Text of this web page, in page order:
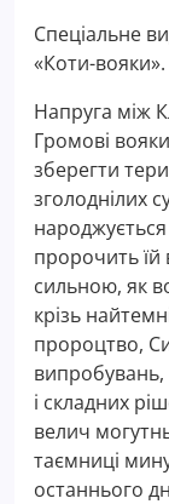
Спеціальне
«Коти-вояки».
Напруга між
Громові
зберегти
зголоднілих
пророчить їй
сильною, як
крізь
пророцтво,
випробувань,
і складних
велич
таємниці
останнього